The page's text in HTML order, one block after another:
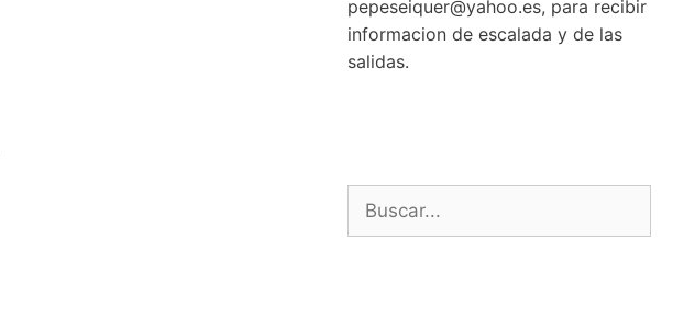
pepeseiquer@yahoo.es, para recibir
informacion de escalada y de las
salidas.
Buscar: